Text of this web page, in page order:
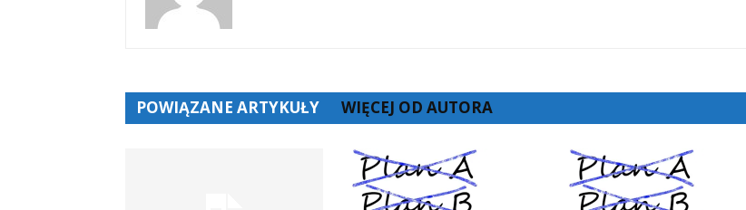
POWIĄZANE ARTYKUŁY WIĘCEJ OD AUTORA